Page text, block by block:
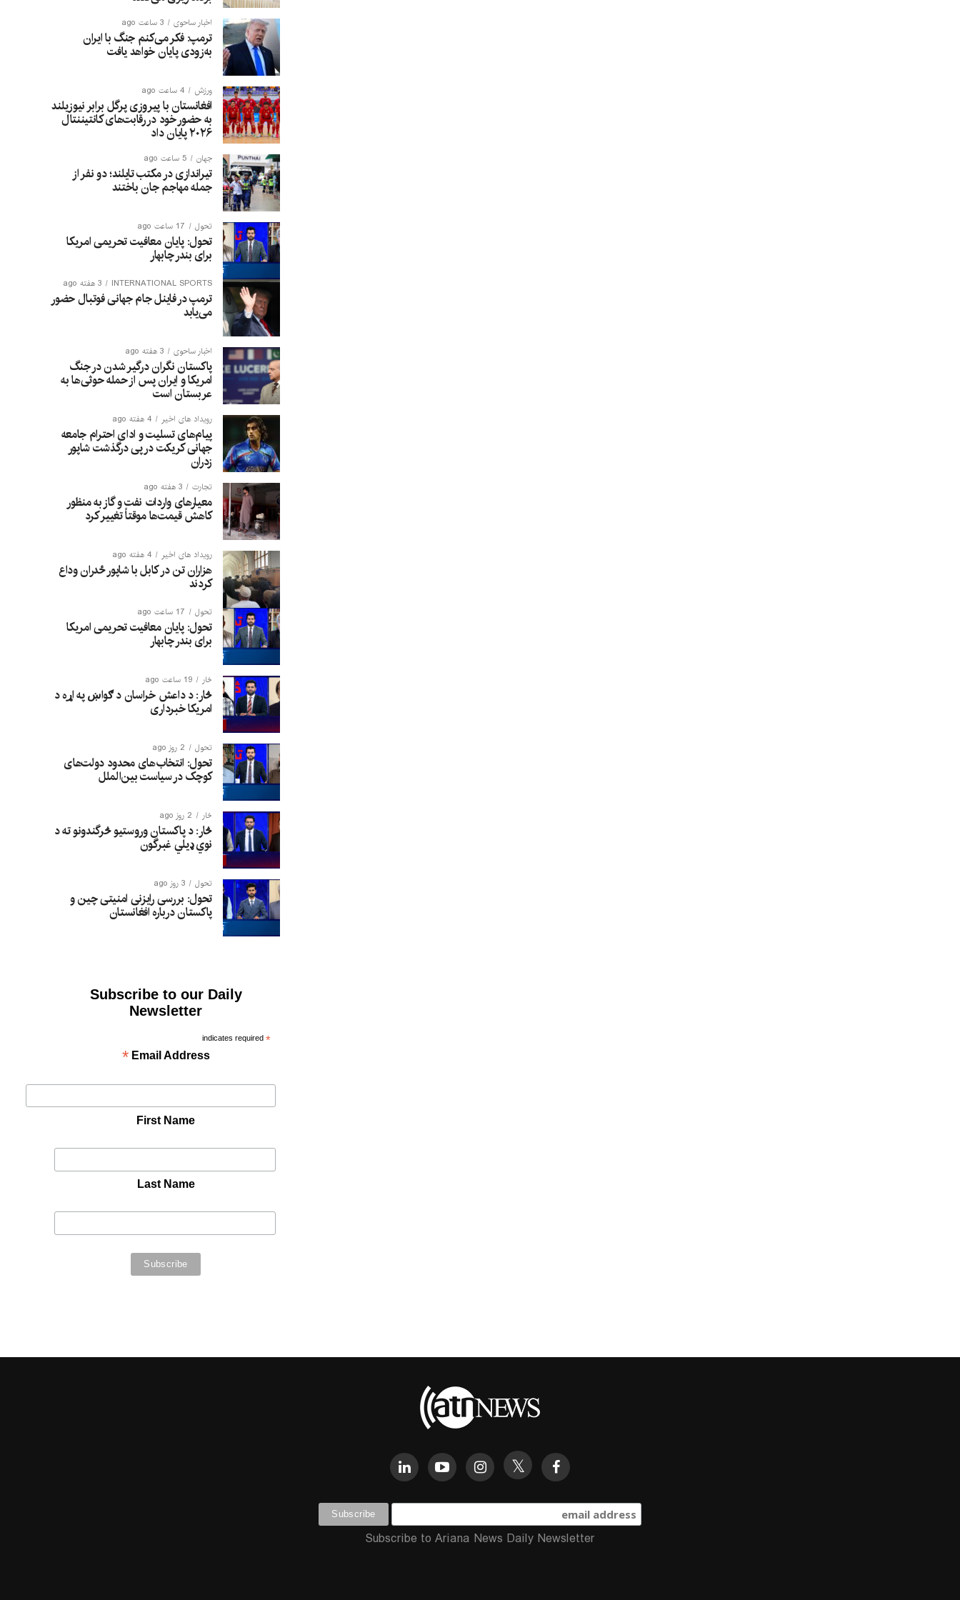
اخبار ساحوی 3 ساعت ago
ترمپ: فکر می‌کنم جنگ با ایران
به‌زودی پایان خواهد یافت
ورزش 4 ساعت ago
افغانستان با پیروزی پرگل برابر نیوزیلند
به حضور خود در رقابت‌های کانتیننتال
۲۰۲۶ پایان داد
جهان 5 ساعت ago
تیراندازی در مکتب تایلند؛ دو نفر از
جمله مهاجم جان باختند
تحول 17 ساعت ago
تحول: پایان معافیت تحریمی امریکا
برای بندر چابهار
INTERNATIONAL SPORTS 3 هفته ago
ترمپ در فاینل جام جهانی فوتبال حضور
می‌یابد
اخبار ساحوی 3 هفته ago
پاکستان نگران درگیر شدن در جنگ
امریکا و ایران پس از حمله حوثی‌ها به
عربستان است
رویداد های اخیر 4 هفته ago
پیام‌های تسلیت و ادای احترام جامعه
جهانی کریکت در پی درگذشت شاپور
زدران
تجارت 3 هفته ago
معیارهای واردات نفت و گاز به منظور
کاهش قیمت‌ها موقتاً تغییر کرد
رویداد های اخیر 4 هفته ago
هزاران تن در کابل با شاپور ځدران وداع
کردند
تحول 17 ساعت ago
تحول: پایان معافیت تحریمی امریکا
برای بندر چابهار
څار 19 ساعت ago
څار: د داعش خراسان د ګواښ په اړه د
امریکا خبرداری
تحول 2 روز ago
تحول: انتخاب‌های محدود دولت‌های
کوچک در سیاست بین‌الملل
څار 2 روز ago
څار: د پاکستان وروستیو څرگندونو ته د
نوي ډیلي غبرگون
تحول 3 روز ago
تحول: بررسی رایزنی امنیتی چین و
پاکستان درباره افغانستان
Subscribe to our Daily
Newsletter
*
indicates required
Email Address
*
First Name
Last Name
Subscribe to Ariana News Daily Newsletter